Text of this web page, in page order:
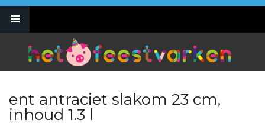
Overslaan en naar de inhoud gaan
0495 10 69 47
ent antraciet slakom 23 cm,
inhoud 1.3 l